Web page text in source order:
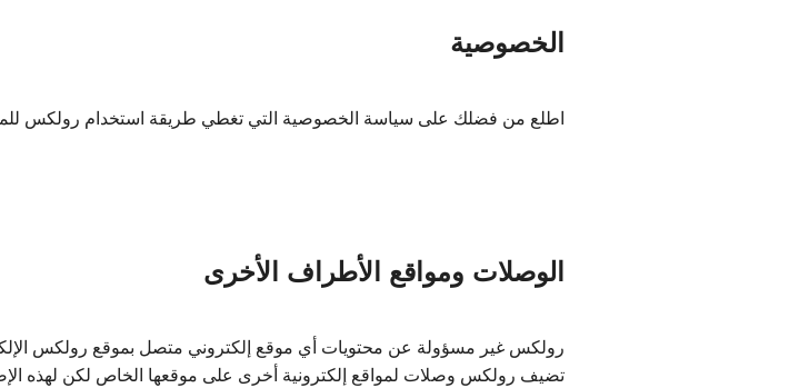
الخصوصية
اطلع من فضلك على سياسة الخصوصية التي تغطي طريقة استخدام رولكس
الوصلات ومواقع الأطراف الأخرى
رولكس غير مسؤولة عن محتويات أي موقع إلكتروني متصل بموقع رولكس
تضيف رولكس وصلات لمواقع إلكترونية أخرى على موقعها الخاص لكن لهذه